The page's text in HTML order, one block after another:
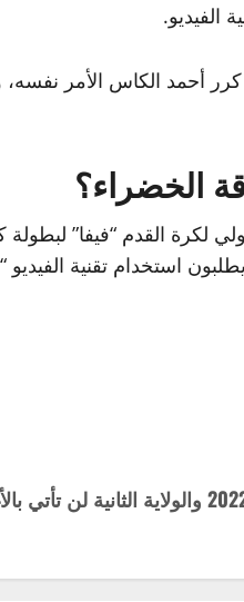
الفيديو.
أحمد الكاس الأمر نفسه،
الخضراء؟
استخدام تقنية
الشركاء لن يكرروا 2022 والولاية